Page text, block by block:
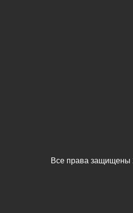
Все права защищены